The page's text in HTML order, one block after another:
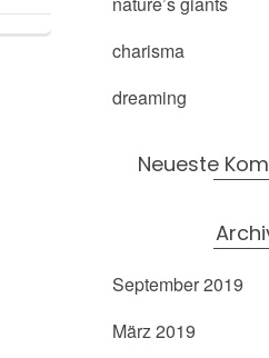
charisma
dreaming
Neueste
September 2019
März 2019